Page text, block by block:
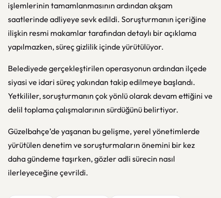
işlemlerinin tamamlanmasının ardından akşam
saatlerinde adliyeye sevk edildi. Soruşturmanın içeriğine
ilişkin resmi makamlar tarafından detaylı bir açıklama
yapılmazken, süreç gizlilik içinde yürütülüyor.
Belediyede gerçekleştirilen operasyonun ardından ilçede
siyasi ve idari süreç yakından takip edilmeye başlandı.
Yetkililer, soruşturmanın çok yönlü olarak devam ettiğini ve
delil toplama çalışmalarının sürdüğünü belirtiyor.
Güzelbahçe’de yaşanan bu gelişme, yerel yönetimlerde
yürütülen denetim ve soruşturmaların önemini bir kez
daha gündeme taşırken, gözler adli sürecin nasıl
ilerleyeceğine çevrildi.